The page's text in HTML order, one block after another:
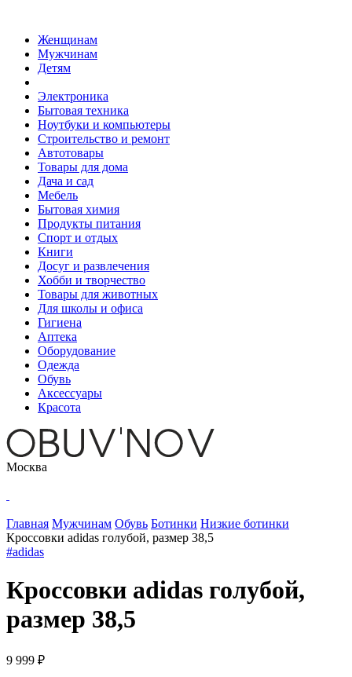
Женщинам
Мужчинам
Детям
Электроника
Бытовая техника
Ноутбуки и компьютеры
Строительство и ремонт
Автотовары
Товары для дома
Дача и сад
Мебель
Бытовая химия
Продукты питания
Спорт и отдых
Книги
Досуг и развлечения
Хобби и творчество
Товары для животных
Для школы и офиса
Гигиена
Аптека
Оборудование
Одежда
Обувь
Аксессуары
Красота
Москва
Главная Мужчинам Обувь Ботинки Низкие ботинки
Кроссовки adidas голубой, размер 38,5
#adidas
Кроссовки adidas голубой,
размер 38,5
9 999 ₽